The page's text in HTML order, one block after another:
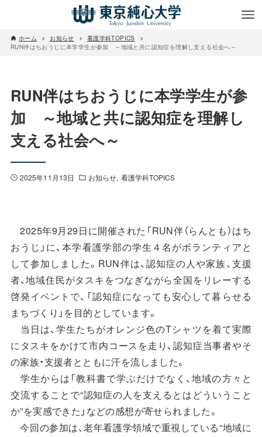
ホーム お知らせ
看護学科TOPICS
RUN伴はちおうじに本学学生が参加 ～地域と共に認知症を理解し支える社会へ～
RUN伴はちおうじに本学学生が参
加 ～地域と共に認知症を理解し
支える社会へ～
2025年11月13日 お知らせ 看護学科TOPICS
2025年9月29日に開催された「RUN伴（らんとも）はち
おうじ」に、本学看護学部の学生４名がボランティアと
して参加しました。RUN伴は、認知症の人や家族、支援
者、地域住民がタスキをつなぎながら全国をリレーする
啓発イベントで、「認知症になっても安心して暮らせる
まちづくり」を目的としています。
当日は、学生たちがオレンジ色のTシャツを着て実際
にタスキをかけて市内コースを走り、認知症当事者やそ
の家族・支援者とともに汗を流しました。
学生からは「教科書で学ぶだけでなく、地域の方々と
交流することで“認知症の人を支えるとはどういうこと
か”を実感できた」などの感想が寄せられました。
今回の参加は、老年看護学領域で重視している“地域に